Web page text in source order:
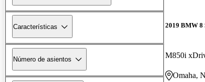
Características
Número de asientos
2019 BMW 8
M850i
Omaha,